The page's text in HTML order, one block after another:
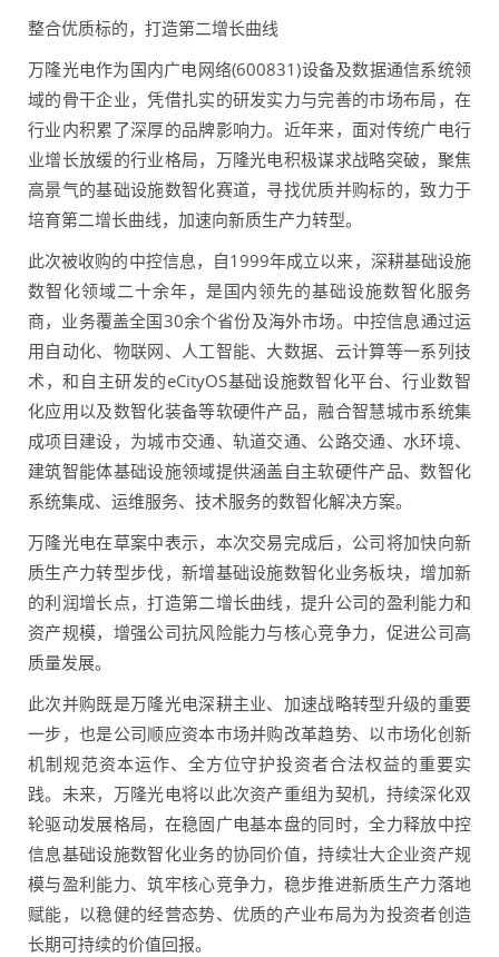
整合优质标的，打造第二增长曲线
万隆光电作为国内广电网络(600831)设备及数据通信系统领
域的骨干企业，凭借扎实的研发实力与完善的市场布局，在
行业内积累了深厚的品牌影响力。近年来，面对传统广电行
业增长放缓的行业格局，万隆光电积极谋求战略突破，聚焦
高景气的基础设施数智化赛道，寻找优质并购标的，致力于
培育第二增长曲线，加速向新质生产力转型。
此次被收购的中控信息，自1999年成立以来，深耕基础设施
数智化领域二十余年，是国内领先的基础设施数智化服务
商，业务覆盖全国30余个省份及海外市场。中控信息通过运
用自动化、物联网、人工智能、大数据、云计算等一系列技
术，和自主研发的eCityOS基础设施数智化平台、行业数智
化应用以及数智化装备等软硬件产品，融合智慧城市系统集
成项目建设，为城市交通、轨道交通、公路交通、水环境、
建筑智能体基础设施领域提供涵盖自主软硬件产品、数智化
系统集成、运维服务、技术服务的数智化解决方案。
万隆光电在草案中表示，本次交易完成后，公司将加快向新
质生产力转型步伐，新增基础设施数智化业务板块，增加新
的利润增长点，打造第二增长曲线，提升公司的盈利能力和
资产规模，增强公司抗风险能力与核心竞争力，促进公司高
质量发展。
此次并购既是万隆光电深耕主业、加速战略转型升级的重要
一步，也是公司顺应资本市场并购改革趋势、以市场化创新
机制规范资本运作、全方位守护投资者合法权益的重要实
践。未来，万隆光电将以此次资产重组为契机，持续深化双
轮驱动发展格局，在稳固广电基本盘的同时，全力释放中控
信息基础设施数智化业务的协同价值，持续壮大企业资产规
模与盈利能力、筑牢核心竞争力，稳步推进新质生产力落地
赋能，以稳健的经营态势、优质的产业布局为为投资者创造
长期可持续的价值回报。